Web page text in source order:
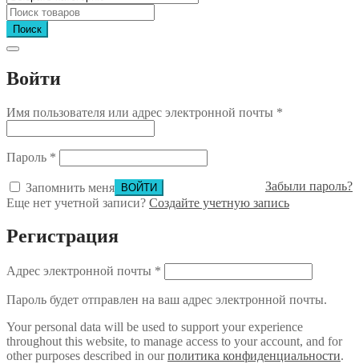
Поиск
Войти
Имя пользователя или адрес электронной почты *
Пароль *
Запомнить меня
Забыли пароль?
Еще нет учетной записи? Создайте учетную запись
Регистрация
Адрес электронной почты *
Пароль будет отправлен на ваш адрес электронной почты.
Your personal data will be used to support your experience
throughout this website, to manage access to your account, and for
other purposes described in ourполитика конфиденциальности.